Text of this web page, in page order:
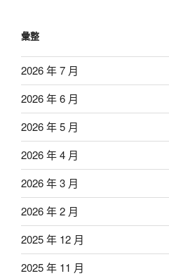
彙整
2026 年 7 月
2026 年 6 月
2026 年 5 月
2026 年 4 月
2026 年 3 月
2026 年 2 月
2025 年 12 月
2025 年 11 月